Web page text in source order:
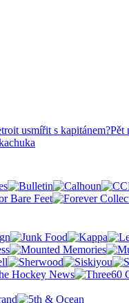
usmířit s kapitánem?Pět